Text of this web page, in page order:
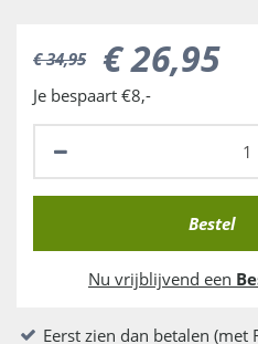
€ 34,95 €26,95
Je bespaart €8,-
Nu vrijblijvend een
Eerst zien dan betalen (met